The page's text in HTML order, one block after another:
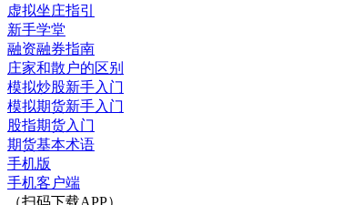
虚拟坐庄指引
新手学堂
融资融券指南
庄家和散户的区别
模拟炒股新手入门
模拟期货新手入门
股指期货入门
期货基本术语
手机版
手机客户端
（扫码下载APP）